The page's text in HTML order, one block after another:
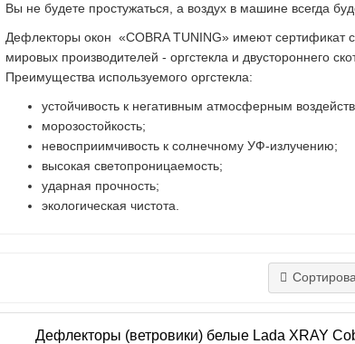
Вы не будете простужаться, а воздух в машине всегда
Дефлекторы окон «COBRA TUNING» имеют сертификат
мировых производителей - оргстекла и двустороннего
Преимущества используемого оргстекла:
устойчивость к негативным атмосферным
морозостойкость;
невосприимчивость к солнечному УФ-излучению;
высокая светопроницаемость;
ударная прочность;
экологическая чистота.
Дефлекторы (ветровики) белые Lada XRAY